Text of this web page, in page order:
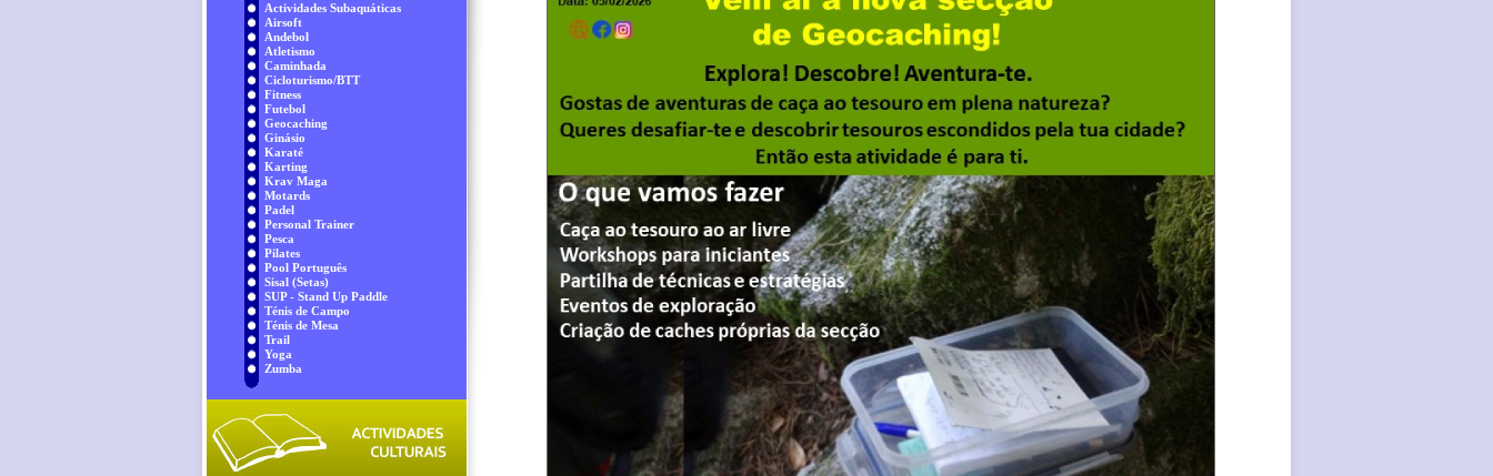
Actividades Subaquáticas
Airsoft
Andebol
Atletismo
Caminhada
Cicloturismo/BTT
Fitness
Futebol
Geocaching
Ginásio
Karaté
Karting
Krav Maga
Motards
Padel
Personal Trainer
Pesca
Pilates
Pool Português
Sisal (Setas)
SUP - Stand Up Paddle
Ténis de Campo
Ténis de Mesa
Trail
Yoga
Zumba